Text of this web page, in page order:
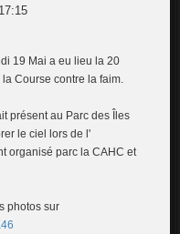
19 Mai a eu lieu la 20
Course contre la faim.
présent au Parc des Îles
le ciel lors de l'
organisé parc la CAHC et
photos sur